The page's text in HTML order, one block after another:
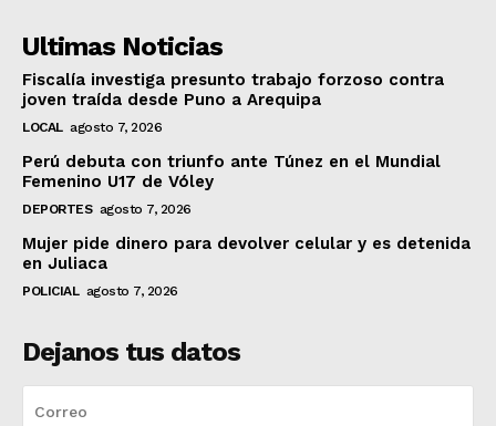
Ultimas Noticias
Fiscalía investiga presunto trabajo forzoso contra
joven traída desde Puno a Arequipa
LOCAL agosto 7, 2026
Perú debuta con triunfo ante Túnez en el Mundial
Femenino U17 de Vóley
DEPORTES agosto 7, 2026
Mujer pide dinero para devolver celular y es detenida
en Juliaca
POLICIAL agosto 7, 2026
Dejanos tus datos